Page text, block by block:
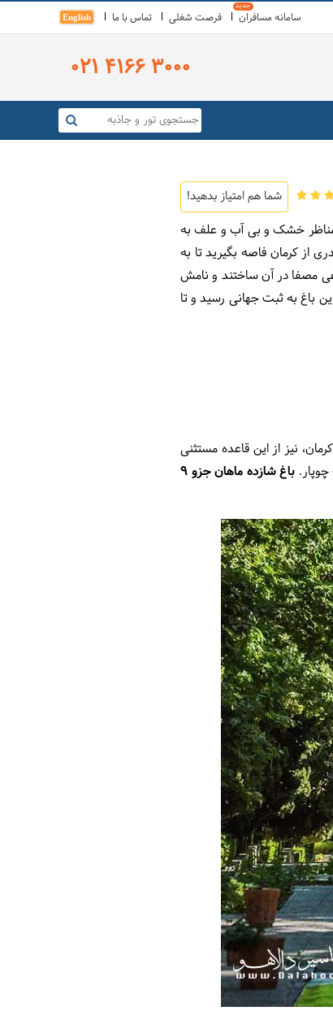
سامانه مسافران فرصت شغلی تماس با ما English
021 4166 3000
شما هم امتیاز بدهید!
مناظر خشک و بی آب و علف به
کرمان فاصه بگیرید تا به
مصفا در آن ساختند و نامش
باغ به ثبت جهانی رسید و تا
نیز از این قاعده مستثنی
باغ شازده ماهان جزو 9